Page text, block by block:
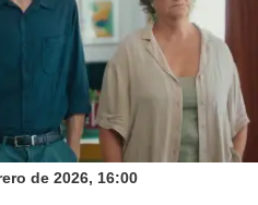
de 2026, 16:00